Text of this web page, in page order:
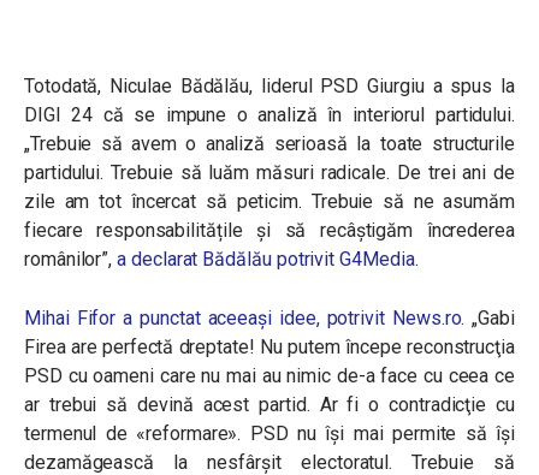
Totodată, Niculae Bădălău, liderul PSD Giurgiu a spus la
DIGI 24 că se impune o analiză în interiorul partidului.
„Trebuie să avem o analiză serioasă la toate structurile
partidului. Trebuie să luăm măsuri radicale. De trei ani de
zile am tot încercat să peticim. Trebuie să ne asumăm
fiecare responsabilitățile și să recâștigăm încrederea
românilor”,a declarat Bădălău potrivit G4Media.
Mihai Fifor a punctat aceeași idee, potrivit News.ro. „Gabi
Firea are perfectă dreptate! Nu putem începe reconstrucţia
PSD cu oameni care nu mai au nimic de-a face cu ceea ce
ar trebui să devină acest partid. Ar fi o contradicţie cu
termenul de «reformare». PSD nu îşi mai permite să îşi
dezamăgească la nesfârşit electoratul. Trebuie să